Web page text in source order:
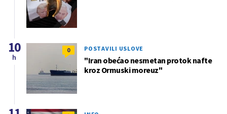
0 POSTAVILI USLOVE
"Iran obećao nesmetan protok nafte
kroz Ormuski moreuz"
10
h